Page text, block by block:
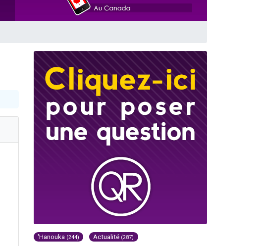
'Hanouka (244) Actualité (287)